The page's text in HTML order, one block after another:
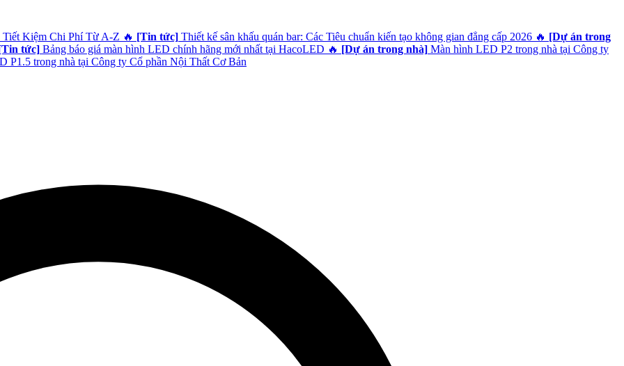
Kiệm Chi Phí Từ A-Z 🔥 [Tin tức] Thiết kế sân khấu quán bar: Các Tiêu chuẩn kiến tạo không gian đẳng cấp 2026 🔥 [Dự án trong
tức] Bảng báo giá màn hình LED chính hãng mới nhất tại HacoLED 🔥 [Dự án trong nhà] Màn hình LED P2 trong nhà tại Công ty
P1.5 trong nhà tại Công ty Cổ phần Nội Thất Cơ Bản